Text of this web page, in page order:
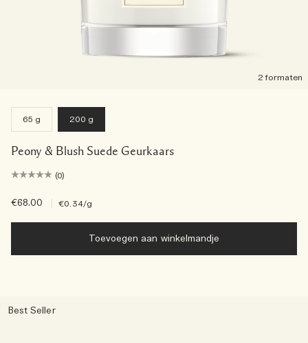
2 formaten
65 g 200 g
Peony & Blush Suede Geurkaars
(0)
€68.00 €0.34/g
Toevoegen aan winkelmandje
Best Seller